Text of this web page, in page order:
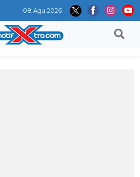
08 Agu 2026